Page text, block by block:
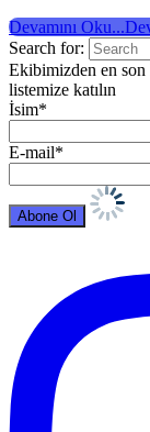
Devamını Oku...
Search for:
Ekibimizden en
listemize katılın
İsim*
E-mail*